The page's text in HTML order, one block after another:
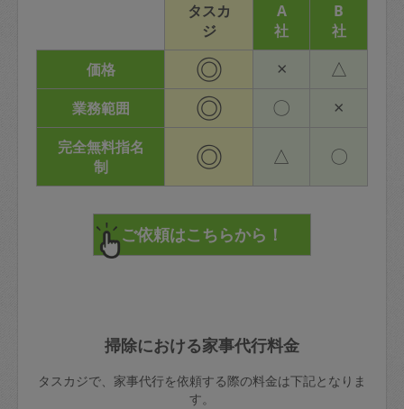
タスカ
ジ
A
社
B
社
価格
◎ × △
業務範囲 ◎ 〇 ×
完全無料指名
制
◎ △ 〇
掃除における家事代行料金
タスカジで、家事代行を依頼する際の料金は下記となりま
す。